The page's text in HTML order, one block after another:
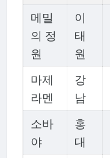
메밀
의 정
원
이
태
원
마제
라멘
강
남
소바
야
홍
대